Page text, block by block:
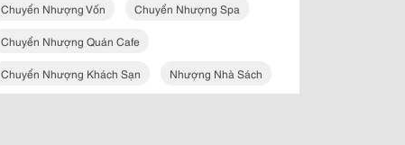
Chuyển Nhượng Vốn Chuyển Nhượng Spa
Chuyển Nhượng Quán Cafe
Chuyển Nhượng Khách Sạn Nhượng Nhà Sách